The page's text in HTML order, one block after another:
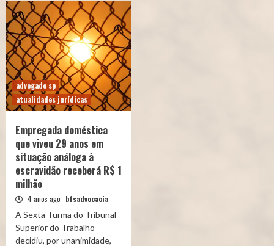
advogado sp
atualidades jurídicas
Empregada doméstica
que viveu 29 anos em
situação análoga à
escravidão receberá R$ 1
milhão
4 anos ago bfsadvocacia
A Sexta Turma do Tribunal
Superior do Trabalho
decidiu, por unanimidade,